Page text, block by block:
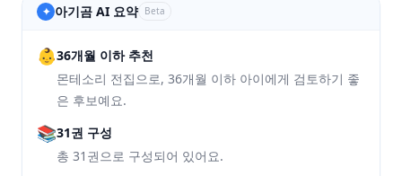
✦ 아기곰 AI 요약 Beta
👶36개월 이하 추천
몬테소리 전집으로, 36개월 이하 아이에게 검토하기 좋
은 후보예요.
📚31권 구성
총 31권으로 구성되어 있어요.